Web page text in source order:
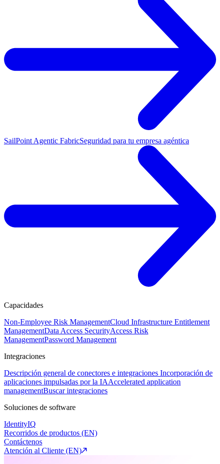
SailPoint Agentic FabricSeguridad para tu empresa agéntica
Capacidades
Non-Employee Risk ManagementCloud Infrastructure Entitlement
ManagementData Access SecurityAccess Risk
ManagementPassword Management
Integraciones
Descripción general de conectores e integraciones Incorporación de
aplicaciones impulsadas por la IAAccelerated application
managementBuscar integraciones
Soluciones de software
IdentityIQ
Recorridos de productos (EN)
Contáctenos
Atención al Cliente (EN)